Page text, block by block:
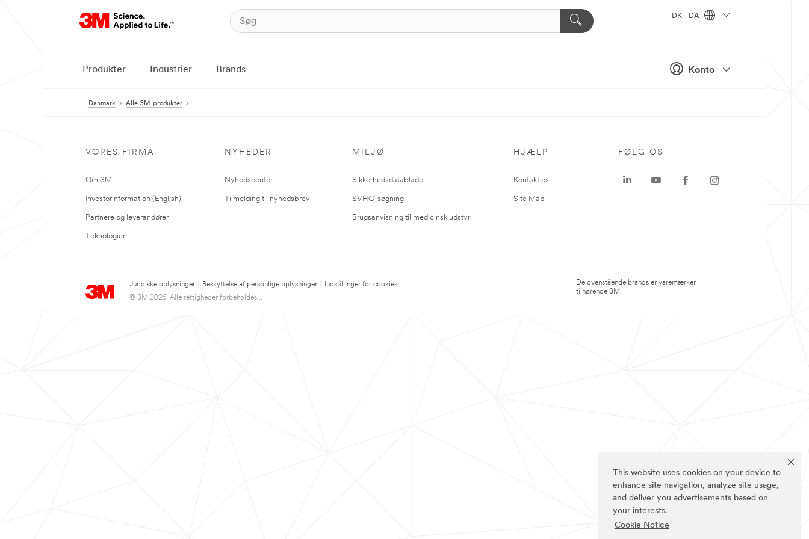
This website uses cookies on your device to
enhance site navigation, analyze site usage,
and deliver you advertisements based on
your interests.
Cookie Notice
Konto
DK - DA
Produkter Industrier Brands
Danmark Alle 3M-produkter
VORES FIRMA
Om 3M
Investorinformation (English)
Partnere og leverandører
Teknologier
NYHEDER
Nyhedscenter
Tilmelding til nyhedsbrev
MILJØ
Sikkerhedsdatablade
SVHC-søgning
Brugsanvisning til medicinsk udstyr
HJÆLP
Kontakt os
Site Map
Juridiske oplysninger Beskyttelse af personlige oplysninger
Indstillinger for cookies
© 3M 2026. Alle rettigheder forbeholdes...
FØLG OS
De ovenstående brands er varemærker
tilhørende 3M.